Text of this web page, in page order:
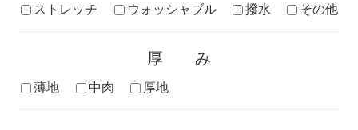
ストレッチ ウォッシャブル 撥水 その他
厚み
薄地 中肉 厚地